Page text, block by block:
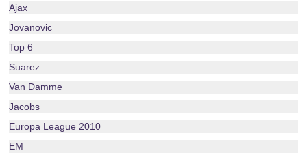
Ajax
Jovanovic
Top 6
Suarez
Van Damme
Jacobs
Europa League 2010
EM